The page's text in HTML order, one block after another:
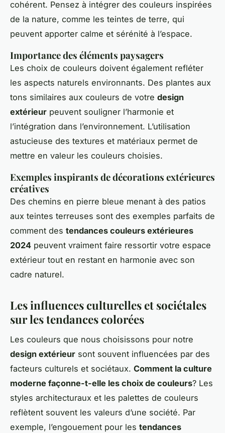
cohérent. Pensez à intégrer des couleurs inspirées
de la nature, comme les teintes de terre, qui
peuvent apporter calme et sérénité à l’espace.
Importance des éléments paysagers
Les choix de couleurs doivent également refléter
les aspects naturels environnants. Des plantes aux
tons similaires aux couleurs de votre design
extérieur peuvent souligner l’harmonie et
l’intégration dans l’environnement. L’utilisation
astucieuse des textures et matériaux permet de
mettre en valeur les couleurs choisies.
Exemples inspirants de décorations extérieures
créatives
Des chemins en pierre bleue menant à des patios
aux teintes terreuses sont des exemples parfaits de
comment des tendances couleurs extérieures
2024 peuvent vraiment faire ressortir votre espace
extérieur tout en restant en harmonie avec son
cadre naturel.
Les influences culturelles et sociétales
sur les tendances colorées
Les couleurs que nous choisissons pour notre
design extérieur sont souvent influencées par des
facteurs culturels et sociétaux. Comment la culture
moderne façonne-t-elle les choix de couleurs? Les
styles architecturaux et les palettes de couleurs
reflètent souvent les valeurs d’une société. Par
exemple, l’engouement pour les tendances